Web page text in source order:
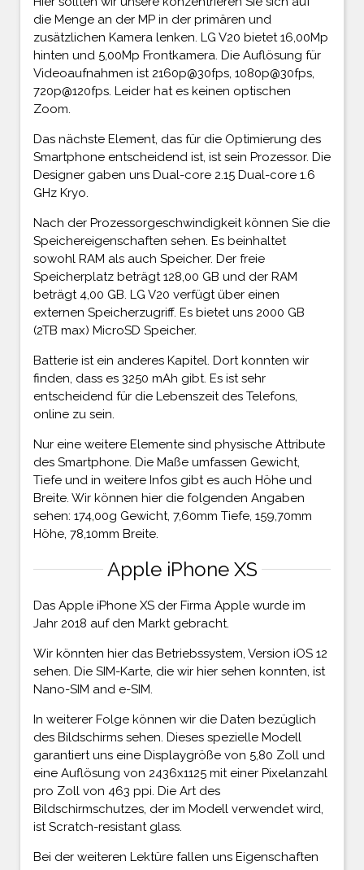
die Menge an der MP in der primären und
zusätzlichen Kamera lenken. LG V20 bietet 16,00Mp
hinten und 5,00Mp Frontkamera. Die Auflösung für
Videoaufnahmen ist 2160p@30fps, 1080p@30fps,
720p@120fps. Leider hat es keinen optischen
Zoom.
Das nächste Element, das für die Optimierung des
Smartphone entscheidend ist, ist sein Prozessor. Die
Designer gaben uns Dual-core 2.15 Dual-core 1.6
GHz Kryo.
Nach der Prozessorgeschwindigkeit können Sie die
Speichereigenschaften sehen. Es beinhaltet
sowohl RAM als auch Speicher. Der freie
Speicherplatz beträgt 128,00 GB und der RAM
beträgt 4,00 GB. LG V20 verfügt über einen
externen Speicherzugriff. Es bietet uns 2000 GB
(2TB max) MicroSD Speicher.
Batterie ist ein anderes Kapitel. Dort konnten wir
finden, dass es 3250 mAh gibt. Es ist sehr
entscheidend für die Lebenszeit des Telefons,
online zu sein.
Nur eine weitere Elemente sind physische Attribute
des Smartphone. Die Maße umfassen Gewicht,
Tiefe und in weitere Infos gibt es auch Höhe und
Breite. Wir können hier die folgenden Angaben
sehen: 174,00g Gewicht, 7,60mm Tiefe, 159,70mm
Höhe, 78,10mm Breite.
Apple iPhone XS
Das Apple iPhone XS der Firma Apple wurde im
Jahr 2018 auf den Markt gebracht.
Wir könnten hier das Betriebssystem, Version iOS 12
sehen. Die SIM-Karte, die wir hier sehen konnten, ist
Nano-SIM and e-SIM.
In weiterer Folge können wir die Daten bezüglich
des Bildschirms sehen. Dieses spezielle Modell
garantiert uns eine Displaygröße von 5,80 Zoll und
eine Auflösung von 2436x1125 mit einer Pixelanzahl
pro Zoll von 463 ppi. Die Art des
Bildschirmschutzes, der im Modell verwendet wird,
ist Scratch-resistant glass.
Bei der weiteren Lektüre fallen uns Eigenschaften